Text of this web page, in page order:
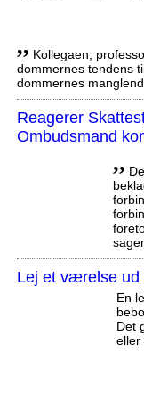
,, Kollegaen,
dommernes tendens
dommernes
Reagerer
Ombudsmand
,,
Lej et værelse ud
En
Det
eller